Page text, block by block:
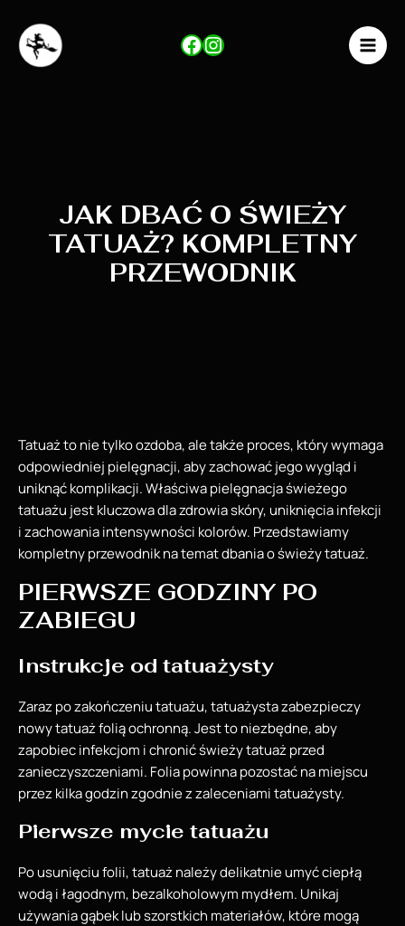
content
Facebook
Instagram
MAIN
JAK DBAĆ O ŚWIEŻY
TATUAŻ? KOMPLETNY
PRZEWODNIK
Tatuaż to nie tylko ozdoba, ale także proces, który wymaga
odpowiedniej pielęgnacji, aby zachować jego wygląd i
uniknąć komplikacji. Właściwa pielęgnacja świeżego
tatuażu jest kluczowa dla zdrowia skóry, uniknięcia infekcji
i zachowania intensywności kolorów. Przedstawiamy
kompletny przewodnik na temat dbania o świeży tatuaż.
PIERWSZE GODZINY PO
ZABIEGU
Instrukcje od tatuażysty
Zaraz po zakończeniu tatuażu, tatuażysta zabezpieczy
nowy tatuaż folią ochronną. Jest to niezbędne, aby
zapobiec infekcjom i chronić świeży tatuaż przed
zanieczyszczeniami. Folia powinna pozostać na miejscu
przez kilka godzin zgodnie z zaleceniami tatuażysty.
Pierwsze mycie tatuażu
Po usunięciu folii, tatuaż należy delikatnie umyć ciepłą
wodą i łagodnym, bezalkoholowym mydłem. Unikaj
używania gąbek lub szorstkich materiałów, które mogą